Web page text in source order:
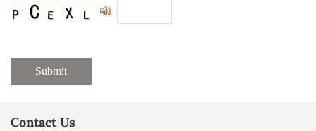
Contact Us